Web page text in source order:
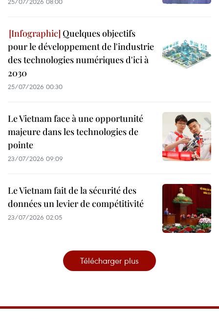
Quelques objectifs
pour le développement de l'industrie
des technologies numériques d'ici à
2030
25/07/2026 00:30
Le Vietnam face à une opportunité
majeure dans les technologies de
pointe
23/07/2026 09:09
Le Vietnam fait de la sécurité des
données un levier de compétitivité
23/07/2026 02:05
Télécharger plus